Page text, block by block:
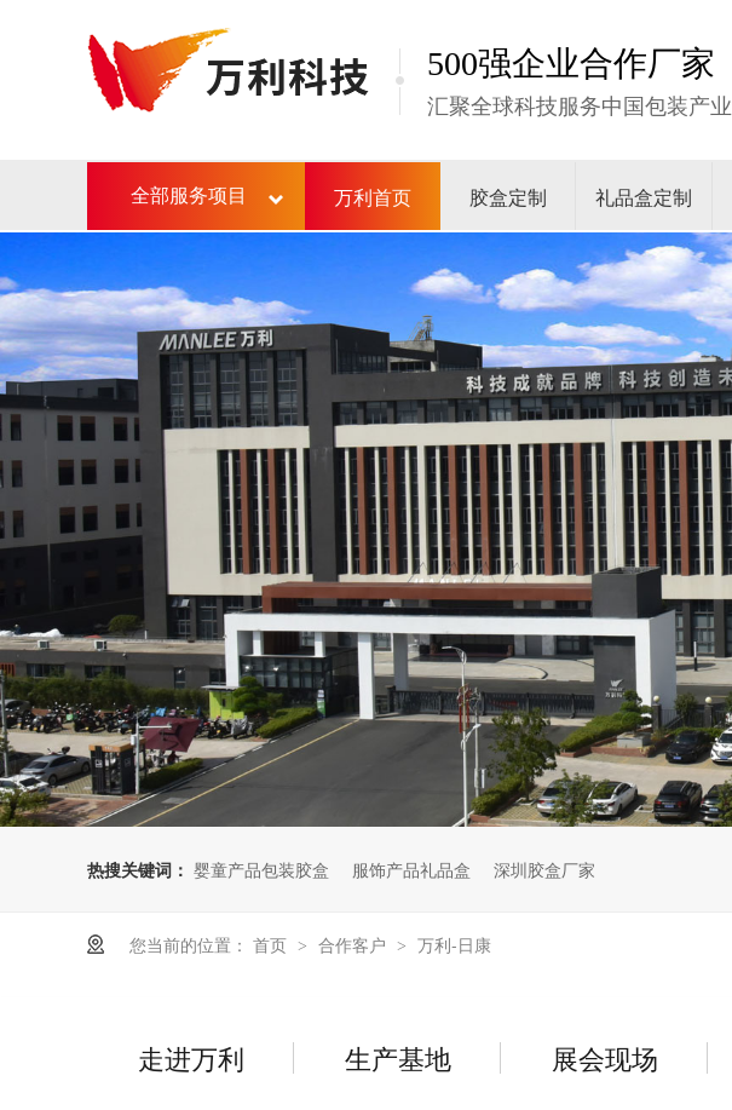
500强企业合作厂家
汇聚全球科技服务中国包装产业
全部服务项目 万利首页 胶盒定制 礼品盒定制
热搜关键词： 婴童产品包装胶盒 服饰产品礼品盒 深圳胶盒厂家
您当前的位置： 首页 > 合作客户 > 万利-日康
走进万利 生产基地 展会现场